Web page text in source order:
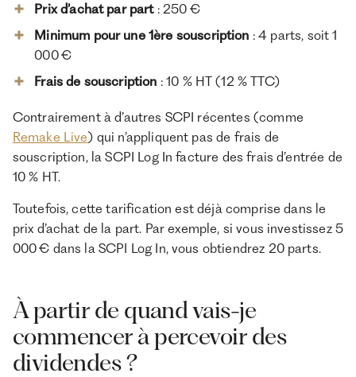
Prix d’achat par part : 250 €
Minimum pour une 1ère souscription : 4 parts, soit 1
000 €
Frais de souscription : 10 % HT (12 % TTC)
Contrairement à d’autres SCPI récentes (comme
Remake Live) qui n’appliquent pas de frais de
souscription, la SCPI Log In facture des frais d’entrée de
10 % HT.
Toutefois, cette tarification est déjà comprise dans le
prix d’achat de la part. Par exemple, si vous investissez 5
000 € dans la SCPI Log In, vous obtiendrez 20 parts.
À partir de quand vais-je
commencer à percevoir des
dividendes ?